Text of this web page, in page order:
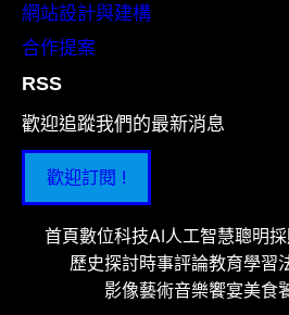
網站設計與建構
合作提案
RSS
歡迎追蹤我們的最新消息
歡迎訂閱 !
首頁數位科技AI人工智慧聰明
歷史探討時事評論教育學習
影像藝術音樂饗宴美食